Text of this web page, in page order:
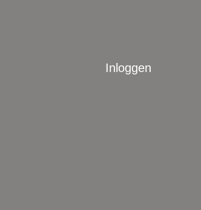
Inloggen